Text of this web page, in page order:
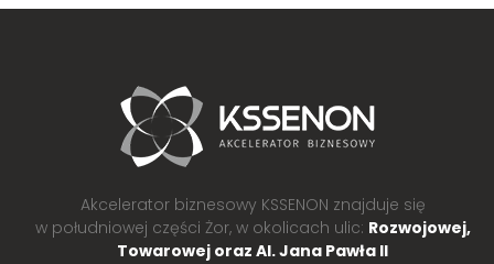
Akcelerator biznesowy KSSENON znajduje się
w południowej części Żor, w okolicach ulic: Rozwojowej,
Towarowej oraz Al. Jana Pawła II